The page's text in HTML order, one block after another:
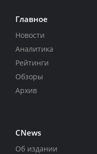
Главное
Новости
Аналитика
Рейтинги
Обзоры
Архив
CNews
Об издании